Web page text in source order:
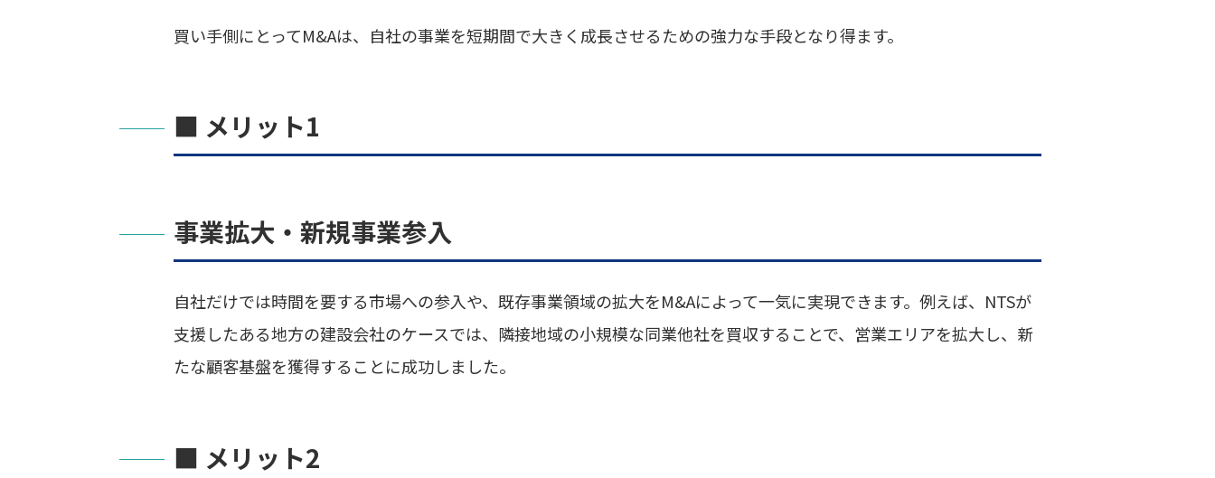
買い手側にとってM&Aは、自社の事業を短期間で大きく成長させるための強力な手段となり得ます。
■ メリット1
事業拡大・新規事業参入
自社だけでは時間を要する市場への参入や、既存事業領域の拡大をM&Aによって一気に実現できます。例えば、NTSが
支援したある地方の建設会社のケースでは、隣接地域の小規模な同業他社を買収することで、営業エリアを拡大し、新
たな顧客基盤を獲得することに成功しました。
■ メリット2